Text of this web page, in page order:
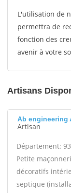
L'utilisation de
permettra de
fonction des
avenir à votre
Artisans
Ab engineering
Artisan
Département: 93
Petite
décoratifs
septique